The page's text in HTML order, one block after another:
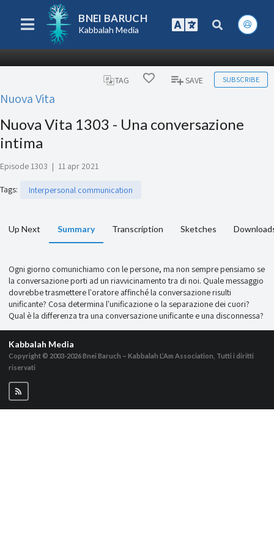
BNEI BARUCH
Kabbalah Media
TAG SAVE SUBSCRIBE
Nuova Vita
Nuova Vita 1303 - Una conversazione
intima
Episode 1303 | 11 apr 2021
Tags: Interpersonal communication
Up Next Summary Transcription Sketches
Ogni giorno comunichiamo con le persone, ma non sempre pensiamo se
la conversazione porti ad un riavvicinamento tra di noi. Quale messaggio
dovrebbe trasmettere l'oratore affinché la conversazione risulti
unificante? Cosa determina l'unificazione o la separazione dei cuori?
Qual è la differenza tra una conversazione unificante e una disconnessa?
Kabbalah Media
Copyright © 2003-2026Bnei Baruch – Kabbalah L’Am Association, Tutti i diritti
riservati